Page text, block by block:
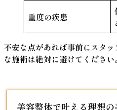
重度の疾患
不安な点があれば事前にスタ
な施術は絶対に避けてください。
美容整体で叶える理想